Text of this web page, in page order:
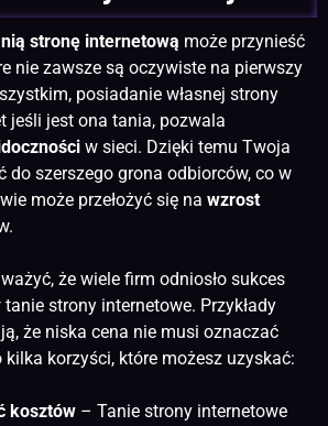
stronę internetową może przynieść
nie zawsze są oczywiste na pierwszy
posiadanie własnej strony
jeśli jest ona tania, pozwala
w sieci. Dzięki temu Twoja
do szerszego grona odbiorców, co w
może przełożyć się na wzrost
że wiele firm odniosło sukces
strony internetowe. Przykłady
że niska cena nie musi oznaczać
korzyści, które możesz uzyskać:
kosztów – Tanie strony internetowe